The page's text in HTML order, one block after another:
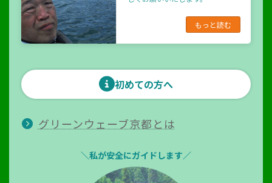
もっと読む
初めての方へ
グリーンウェーブ京都とは
＼私が安全にガイドします／